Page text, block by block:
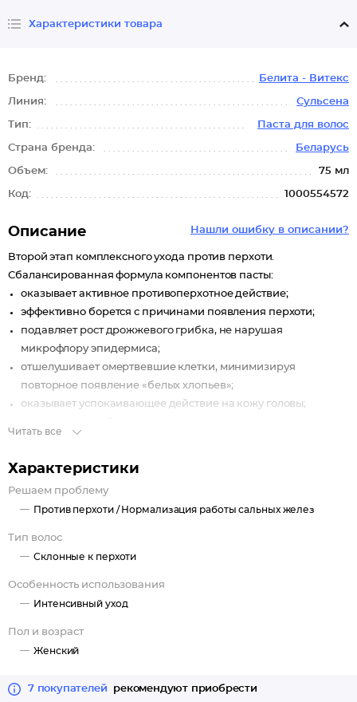
Характеристики товара
Бренд: Белита - Витекс
Линия: Сульсена
Тип: Паста для волос
Страна бренда: Беларусь
Объем: 75 мл
Код: 1000554572
Нашли ошибку в описании?
Описание
Второй этап комплексного ухода против перхоти.
Сбалансированная формула компонентов пасты:
оказывает активное противоперхотное действие;
эффективно борется с причинами появления перхоти;
подавляет рост дрожжевого грибка, не нарушая
микрофлору эпидермиса;
отшелушивает омертвевшие клетки, минимизируя
повторное появление «белых хлопьев»;
оказывает успокаивающее действие на кожу головы;
Читать все
Характеристики
Решаем проблему
Против перхоти / Нормализация работы сальных желез
Тип волос
Склонные к перхоти
Особенность использования
Интенсивный уход
Пол и возраст
Женский
7 покупателей рекомендуют приобрести